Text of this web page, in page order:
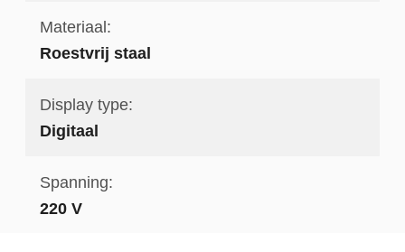
Materiaal:
Roestvrij staal
Display type:
Digitaal
Spanning:
220 V